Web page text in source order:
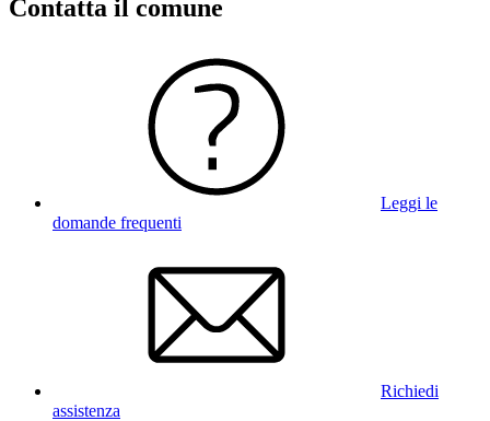
Contatta il comune
Leggi le
domande frequenti
Richiedi
assistenza